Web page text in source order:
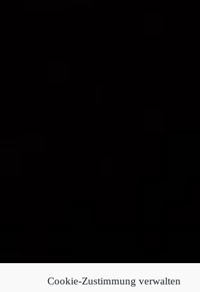
Cookie-Zustimmung verwalten